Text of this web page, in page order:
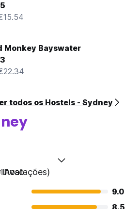
Monkey Bayswater
todos os Hostels - Sydney
9.0
8.5